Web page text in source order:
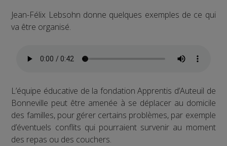
Jean-Félix Lebsohn donne quelques exemples de ce qui
va être organisé.
L’équipe éducative de la fondation Apprentis d’Auteuil de
Bonneville peut être amenée à se déplacer au domicile
des familles, pour gérer certains problèmes, par exemple
d’éventuels conflits qui pourraient survenir au moment
des repas ou des couchers.